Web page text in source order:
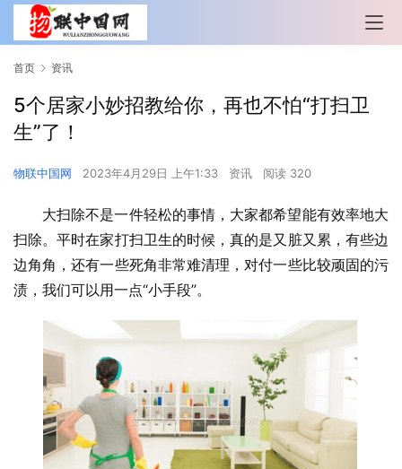
首页 资讯
5个居家小妙招教给你，再也不怕“打扫卫
生”了！
物联中国网 2023年4月29日 上午1:33 资讯 阅读 320
大扫除不是一件轻松的事情，大家都希望能有效率地大
扫除。平时在家打扫卫生的时候，真的是又脏又累，有些边
边角角，还有一些死角非常难清理，对付一些比较顽固的污
渍，我们可以用一点“小手段”。